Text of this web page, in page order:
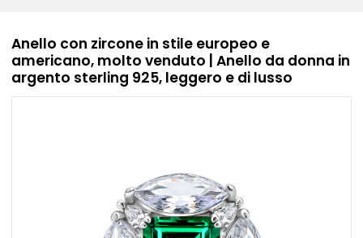
Anello con zircone in stile europeo e
americano, molto venduto | Anello da donna in
argento sterling 925, leggero e di lusso